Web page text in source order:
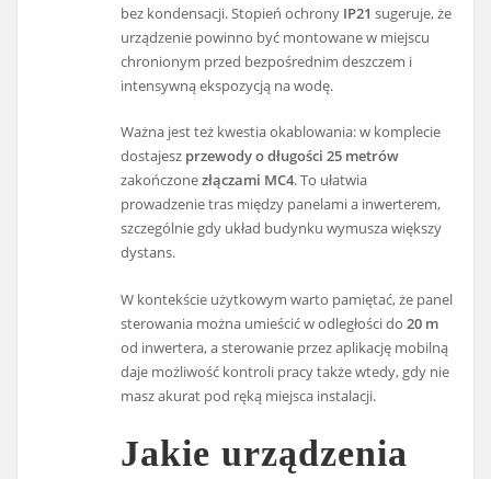
bez kondensacji. Stopień ochrony IP21 sugeruje, że
urządzenie powinno być montowane w miejscu
chronionym przed bezpośrednim deszczem i
intensywną ekspozycją na wodę.
Ważna jest też kwestia okablowania: w komplecie
dostajesz przewody o długości 25 metrów
zakończonezłączami MC4. To ułatwia
prowadzenie tras między panelami a inwerterem,
szczególnie gdy układ budynku wymusza większy
dystans.
W kontekście użytkowym warto pamiętać, że panel
sterowania można umieścić w odległości do 20 m
od inwertera, a sterowanie przez aplikację mobilną
daje możliwość kontroli pracy także wtedy, gdy nie
masz akurat pod ręką miejsca instalacji.
Jakie urządzenia